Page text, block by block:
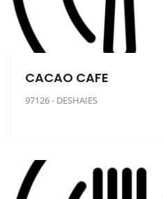
CACAO CAFE
97126 - DESHAIES